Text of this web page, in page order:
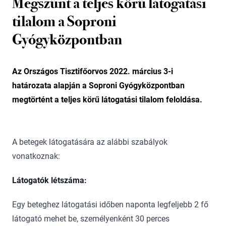
tilalom a Soproni
Gyógyközpontban
Az Országos Tisztifőorvos 2022. március 3-i
határozata alapján a Soproni Gyógyközpontban
megtörtént a teljes körű látogatási tilalom feloldása.
A betegek látogatására az alábbi szabályok
vonatkoznak:
Látogatók létszáma:
Egy beteghez látogatási időben naponta legfeljebb 2 fő
látogató mehet be, személyenként 30 perces